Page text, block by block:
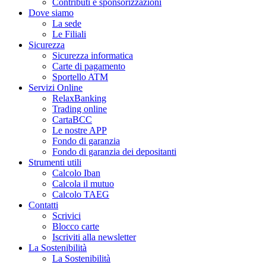
Contributi e sponsorizzazioni
Dove siamo
La sede
Le Filiali
Sicurezza
Sicurezza informatica
Carte di pagamento
Sportello ATM
Servizi Online
RelaxBanking
Trading online
CartaBCC
Le nostre APP
Fondo di garanzia
Fondo di garanzia dei depositanti
Strumenti utili
Calcolo Iban
Calcola il mutuo
Calcolo TAEG
Contatti
Scrivici
Blocco carte
Iscriviti alla newsletter
La Sostenibilità
La Sostenibilità